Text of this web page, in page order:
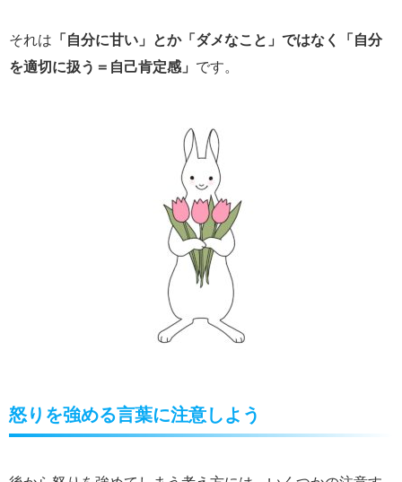
それは 「自分に甘い」とか「ダメなこと」ではなく「自分
を適切に扱う＝自己肯定感」 です。
怒りを強める言葉に注意しよう